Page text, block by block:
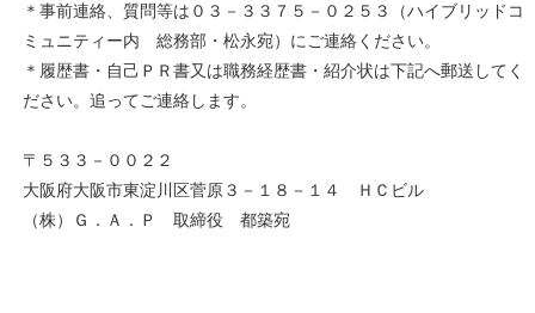
＊事前連絡、質問等は０３－３３７５－０２５３（ハイブリッドコ
ミュニティー内 総務部・松永宛）にご連絡ください。
＊履歴書・自己ＰＲ書又は職務経歴書・紹介状は下記へ郵送してく
ださい。追ってご連絡します。
〒５３３－００２２
大阪府大阪市東淀川区菅原３－１８－１４ ＨＣビル
（株）Ｇ．Ａ．Ｐ 取締役 都築宛